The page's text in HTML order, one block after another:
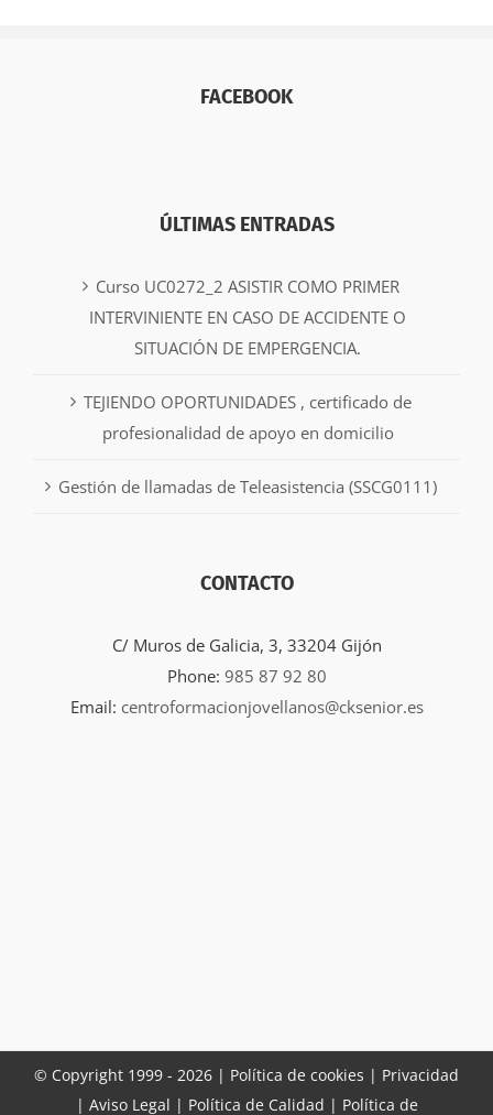
FACEBOOK
ÚLTIMAS ENTRADAS
Curso UC0272_2 ASISTIR COMO PRIMER
INTERVINIENTE EN CASO DE ACCIDENTE O
SITUACIÓN DE EMPERGENCIA.
TEJIENDO OPORTUNIDADES , certificado de
profesionalidad de apoyo en domicilio
Gestión de llamadas de Teleasistencia (SSCG0111)
CONTACTO
C/ Muros de Galicia, 3, 33204 Gijón
Phone: 985 87 92 80
Email: centroformacionjovellanos@cksenior.es
© Copyright 1999 - 2026 | Política de cookies | Privacidad
| Aviso Legal | Política de Calidad | Política de